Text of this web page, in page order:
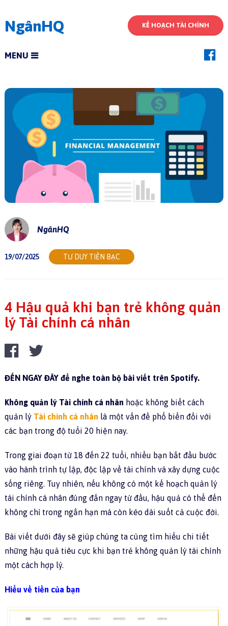
NgânHQ KẾ HOẠCH TÀI CHÍNH
MENU
NgânHQ
19/07/2025 TƯ DUY TIỀN BẠC
4 Hậu quả khi bạn trẻ không quản
lý Tài chính cá nhân
ĐẾN NGAY ĐÂY để nghe toàn bộ bài viết trên Spotify.
Không quản lý Tài chính cá nhân hoặc không biết cách
quản lý Tài chính cá nhân là một vấn đề phổ biến đối với
các bạn trong độ tuổi 20 hiện nay.
Trong giai đoạn từ 18 đến 22 tuổi, nhiều bạn bắt đầu bước
vào hành trình tự lập, độc lập về tài chính và xây dựng cuộc
sống riêng. Tuy nhiên, nếu không có một kế hoạch quản lý
tài chính cá nhân đúng đắn ngay từ đầu, hậu quả có thể đến
không chỉ trong ngắn hạn mà còn kéo dài suốt cả cuộc đời.
Bài viết dưới đây sẽ giúp chúng ta cùng tìm hiểu chi tiết
những hậu quả tiêu cực khi bạn trẻ không quản lý tài chính
một cách hợp lý.
Hiểu về tiền của bạn